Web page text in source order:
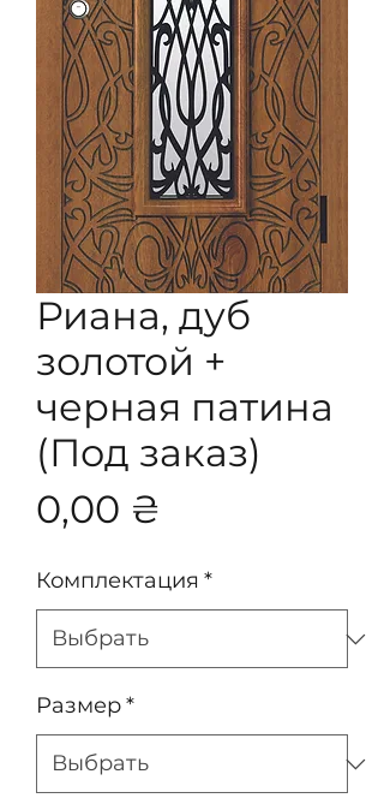
Риана, дуб
золотой +
черная патина
(Под заказ)
0,00 ₴
Комплектация *
Размер*